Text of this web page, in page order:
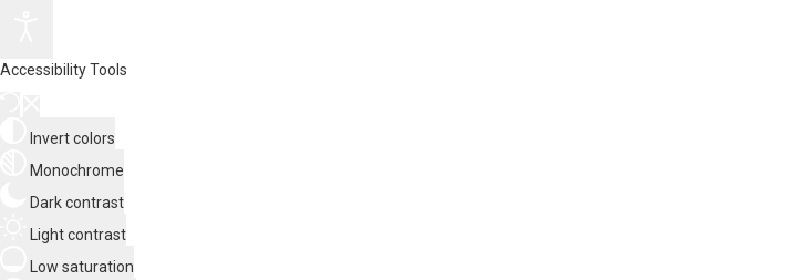
Accessibility Tools
Invert colors
Monochrome
Dark contrast
Light contrast
Low saturation